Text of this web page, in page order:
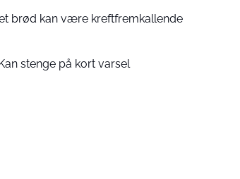
brød kan være kreftfremkallende
stenge på kort varsel